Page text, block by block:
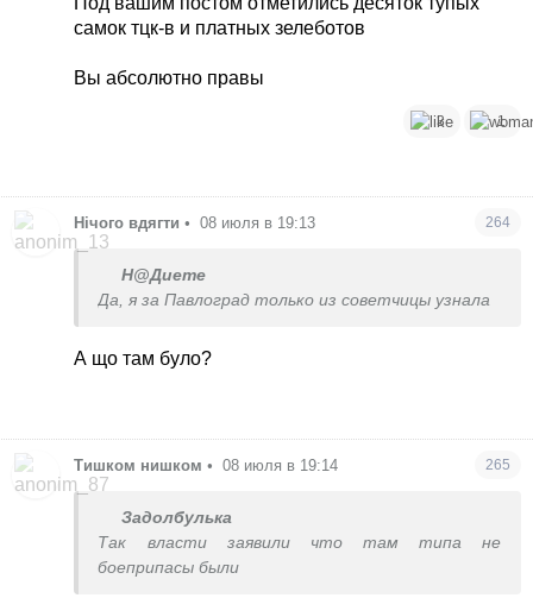
а ПВО на ладан дышит?
жилых районах?
5) Почему никто за это не ответит? Ну, в
эксперимент?
Сами подумайте, кому хочется отвечать на эти
идиотские вопросы?
самок тцк-в и платных зелеботов
Вы абсолютно правы
3 1
Нічого вдягти • 08 июля в 19:13 264
Н@Диете
Да, я за Павлоград только из советчицы узнала
А що там було?
Тишком нишком • 08 июля в 19:14 265
Задолбулька
Так власти заявили что там типа не
боеприпасы были